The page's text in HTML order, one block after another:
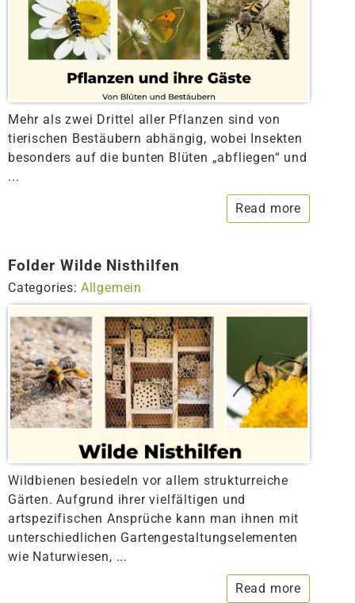
Mehr als zwei Drittel aller Pflanzen sind von
tierischen Bestäubern abhängig, wobei Insekten
besonders auf die bunten Blüten „abfliegen“ und
...
Read more
Folder Wilde Nisthilfen
Categories: Allgemein
Wildbienen besiedeln vor allem strukturreiche
Gärten. Aufgrund ihrer vielfältigen und
artspezifischen Ansprüche kann man ihnen mit
unterschiedlichen Gartengestaltungselementen
wie Naturwiesen, ...
Read more